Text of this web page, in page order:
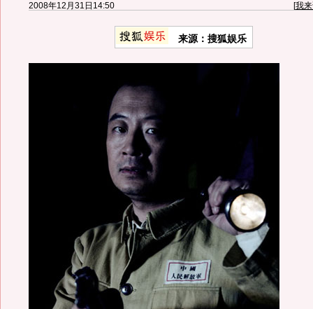
2008年12月31日14:50 [我
来源： 搜狐娱乐